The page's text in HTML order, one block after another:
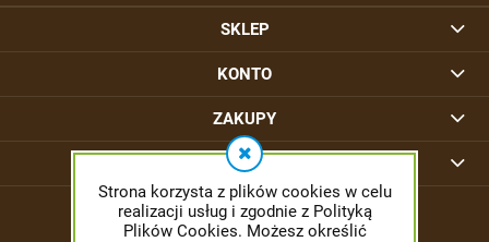
Strona korzysta z plików cookies w celu
realizacji usług i zgodnie z Polityką
Plików Cookies. Możesz określić
SKLEP
KONTO
ZAKUPY
INFORMACJE